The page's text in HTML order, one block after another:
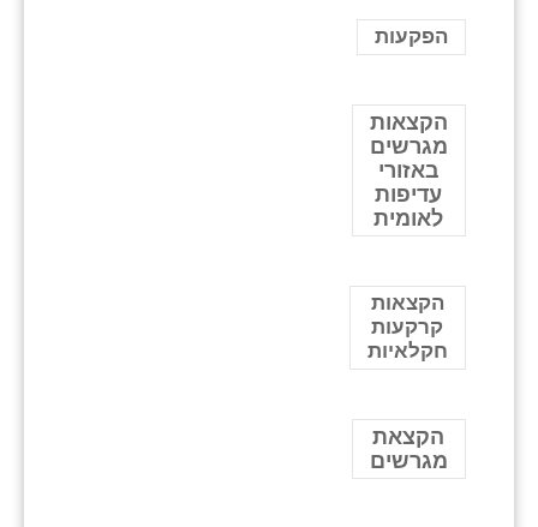
הפקעות
הקצאות
מגרשים
באזורי
עדיפות
לאומית
הקצאות
קרקעות
חקלאיות
הקצאת
מגרשים